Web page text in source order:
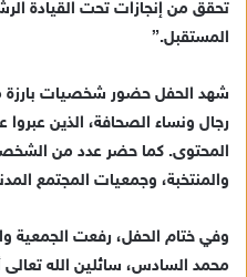
تحقق من إنجازات تحت القيادة
المستقبل.”
شهد الحفل حضور شخصيات
رجال ونساء الصحافة، الذين عبروا
المحتوى. كما حضر عدد من
والمنتخبة، وجمعيات المجتمع
وفي ختام الحفل، رفعت الجمعية
محمد السادس، سائلين الله